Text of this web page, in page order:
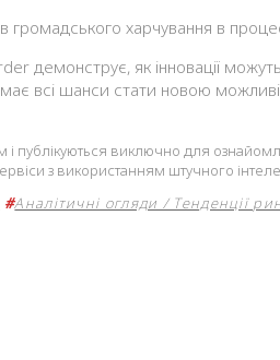
громадського харчування в
демонструє, як інновації
всі шанси стати новою
і публікуються виключно для
з використанням штучного
#Аналітичні огляди / Тенденції